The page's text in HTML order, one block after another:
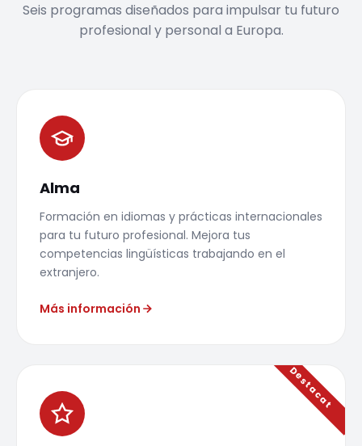
Seis programas diseñados para impulsar tu futuro
profesional y personal a Europa.
Alma
Formación en idiomas y prácticas internacionales
para tu futuro profesional. Mejora tus
competencias lingüísticas trabajando en el
extranjero.
Más información